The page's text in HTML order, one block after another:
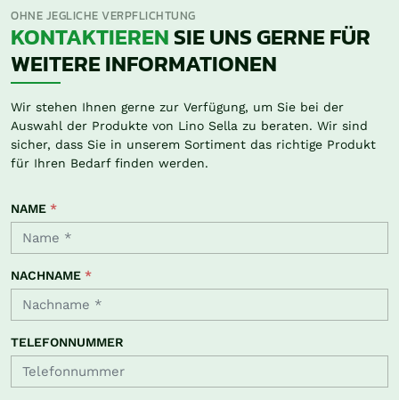
OHNE JEGLICHE VERPFLICHTUNG
KONTAKTIERENSIE UNS GERNE FÜR
WEITERE INFORMATIONEN
Wir stehen Ihnen gerne zur Verfügung, um Sie bei der
Auswahl der Produkte von Lino Sella zu beraten. Wir sind
sicher, dass Sie in unserem Sortiment das richtige Produkt
für Ihren Bedarf finden werden.
NAME *
NACHNAME *
TELEFONNUMMER